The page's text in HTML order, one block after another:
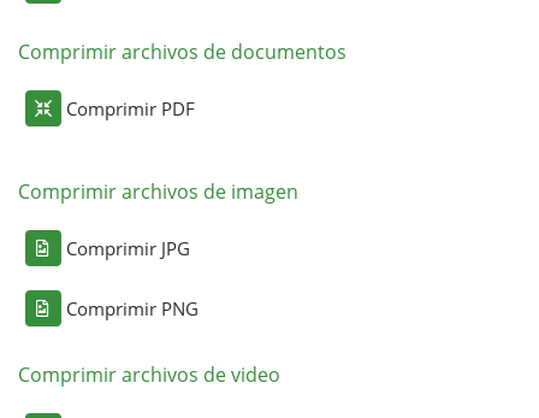
Comprimir archivos de documentos
Comprimir PDF
Comprimir archivos de imagen
Comprimir JPG
Comprimir PNG
Comprimir archivos de video